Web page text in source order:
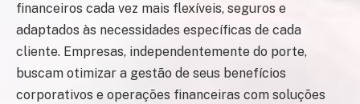
financeiros cada vez mais flexíveis, seguros e
adaptados às necessidades específicas de cada
cliente. Empresas, independentemente do porte,
buscam otimizar a gestão de seus benefícios
corporativos e operações financeiras com soluções